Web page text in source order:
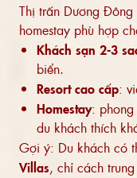
Thị trấn Dương Đông
homestay phù hợp
Khách sạn 2-3
biển.
Resort cao cấp:
Homestay:
du khách thích
Gợi ý: Du khách có
Villas, chỉ cách